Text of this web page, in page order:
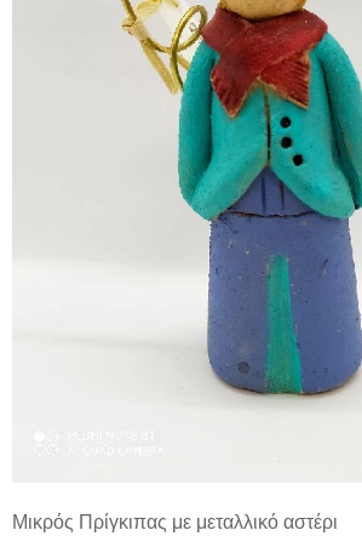
Μικρός Πρίγκιπας με μεταλλικό αστέρι